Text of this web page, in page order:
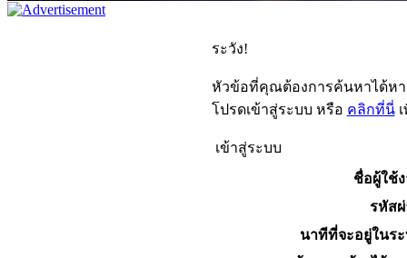
ระวัง!
หัวข้อที่คุณต้องการค้นหาได้ห
โปรดเข้าสู่ระบบ หรือ คลิกที่นี่เ
เข้าสู่ระบบ
ชื่อผู้ใช้
รหัส
นาทีที่จะอยู่ในร